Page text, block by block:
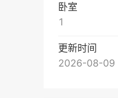
卧室
1
更新时间
2026-08-09